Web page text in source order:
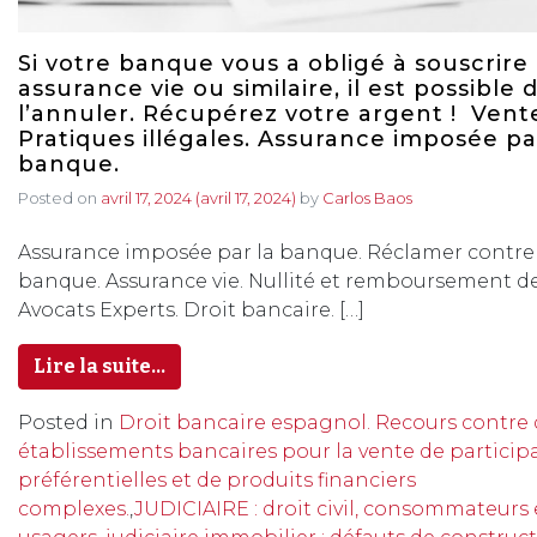
Si votre banque vous a obligé à souscrire
assurance vie ou similaire, il est possible
l’annuler. Récupérez votre argent !
Pratiques illégales. Assurance imposée
banque.
Posted on avril 17, 2024 (avril 17, 2024) by Carlos Baos
Assurance imposée par la banque. Réclamer
banque. Assurance vie. Nullité et remboursement
Avocats Experts. Droit bancaire. […]
Lire la suite…
Posted in Droit bancaire espagnol. Recours contre
établissements bancaires pour la vente de
préférentielles et de produits financiers
complexes.,JUDICIAIRE : droit civil, consommateurs